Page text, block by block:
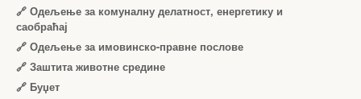
🔗 Одељење за комуналну делатност, енергетику и
саобраћај
🔗 Одељење за имовинско-правне послове
🔗 Заштита животне средине
🔗 Буџет